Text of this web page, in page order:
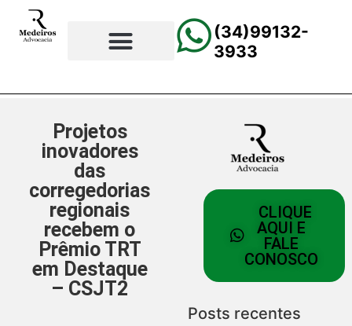
(34)99132-
3933
Projetos
inovadores
das
corregedorias
regionais
recebem o
Prêmio TRT
em Destaque
– CSJT2
CLIQUE
AQUI E
FALE
CONOSCO
Posts recentes